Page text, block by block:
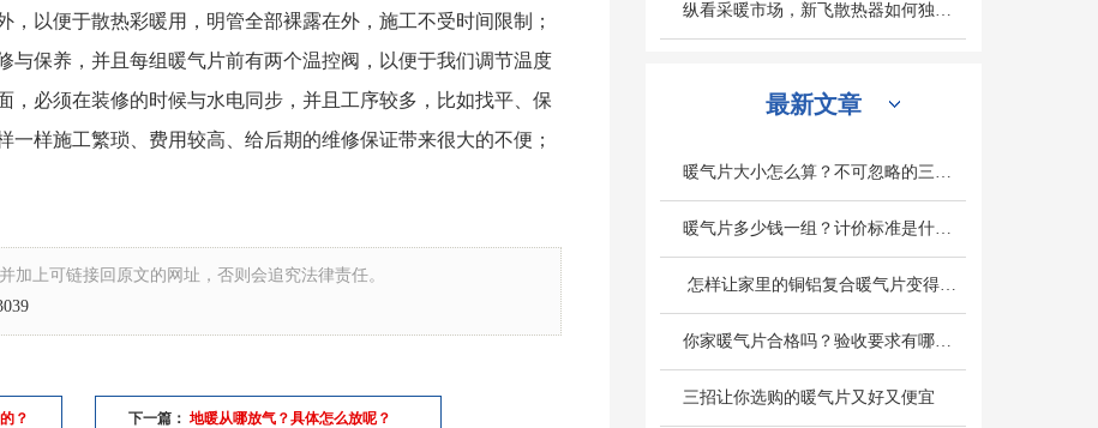
以便于散热彩暖用，明管全部裸露在外，施工不受时间限制；
与保养，并且每组暖气片前有两个温控阀，以便于我们调节温度
，必须在装修的时候与水电同步，并且工序较多，比如找平、保
样施工繁琐、费用较高、给后期的维修保证带来很大的不便；
加上可链接回原文的网址，否则会追究法律责任。
？ 下一篇： 地暖从哪放气？具体怎么放呢？
纵看采暖市场，新飞散热器如何独旗一帜深受人们欢迎
最新文章
暖气片大小怎么算？不可忽略的三个因素是什么？
暖气片多少钱一组？计价标准是什么？
怎样让家里的铜铝复合暖气片变得更热呢？
你家暖气片合格吗？验收要求有哪些？
三招让你选购的暖气片又好又便宜